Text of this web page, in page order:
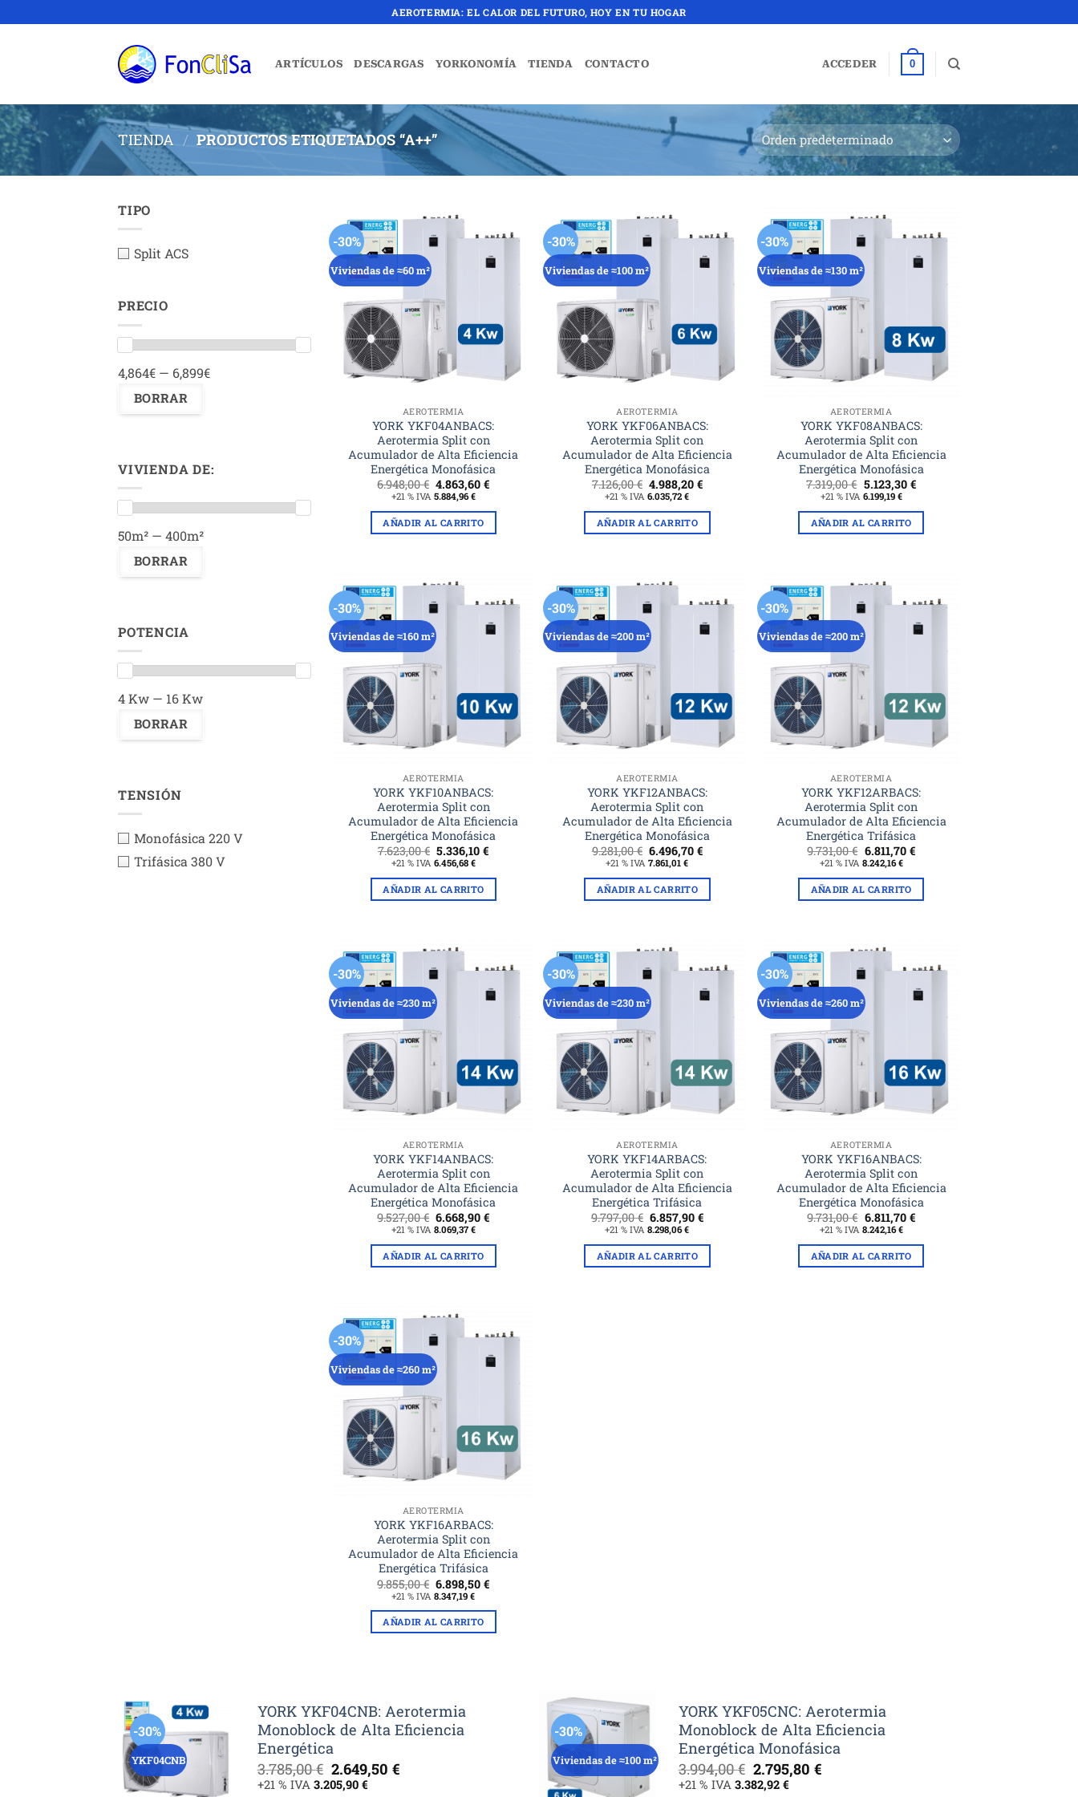
al
AEROTERMIA: EL CALOR DEL FUTURO, HOY EN TU HOGAR
ARTÍCULOS DESCARGAS YORKONOMÍA TIENDA CONTACTO ACCEDER 0
TIENDA / PRODUCTOS ETIQUETADOS “A++”
TIPO
Split ACS
PRECIO
4,864€ — 6,899€
VIVIENDA DE:
50m² — 400m²
POTENCIA
4 Kw — 16 Kw
TENSIÓN
Monofásica 220 V
Trifásica 380 V
-30%
Viviendas de ≈60 m²
AEROTERMIA
YORK YKF04ANBACS:
Aerotermia Split con
Acumulador de Alta Eficiencia
Energética Monofásica
6.948,00€ El
precio
original
era:
6.948,00 €.
4.863,60€El
es:
+21 % IVA 5.884,96€
AÑADIR AL CARRITO
-30%
Viviendas de ≈100 m²
AEROTERMIA
YORK YKF06ANBACS:
Aerotermia Split con
Acumulador de Alta Eficiencia
Energética Monofásica
7.126,00€ El
precio
original
era:
7.126,00 €.
4.988,20€El
es:
+21 % IVA6.035,72€
AÑADIR AL CARRITO
-30%
Viviendas de ≈130 m²
AEROTERMIA
YORK YKF08ANBACS:
Aerotermia Split con
Acumulador de Alta Eficiencia
Energética Monofásica
7.319,00€ El
precio
original
era:
7.319,00 €.
5.123,30 €El
es:
+21 % IVA 6.199,19 €
AÑADIR AL CARRITO
-30%
Viviendas de ≈160 m²
AEROTERMIA
YORK YKF10ANBACS:
Aerotermia Split con
Acumulador de Alta Eficiencia
Energética Monofásica
7.623,00€ El
precio
original
era:
7.623,00 €.
5.336,10€El
es:
+21 % IVA 6.456,68 €
AÑADIR AL CARRITO
-30%
Viviendas de ≈200 m²
AEROTERMIA
YORK YKF12ANBACS:
Aerotermia Split con
Acumulador de Alta Eficiencia
Energética Monofásica
9.281,00€ El
precio
original
era:
9.281,00 €.
6.496,70€El
es:
+21 % IVA7.861,01€
AÑADIR AL CARRITO
-30%
Viviendas de ≈200 m²
AEROTERMIA
YORK YKF12ARBACS:
Aerotermia Split con
Acumulador de Alta Eficiencia
Energética Trifásica
9.731,00€ El
precio
original
era:
9.731,00 €.
6.811,70 €El
es:
+21 % IVA 8.242,16€
AÑADIR AL CARRITO
-30%
Viviendas de ≈230 m²
AEROTERMIA
YORK YKF14ANBACS:
Aerotermia Split con
Acumulador de Alta Eficiencia
Energética Monofásica
9.527,00€ El
precio
original
era:
9.527,00 €.
6.668,90€El
es:
+21 % IVA 8.069,37 €
AÑADIR AL CARRITO
-30%
Viviendas de ≈230 m²
AEROTERMIA
YORK YKF14ARBACS:
Aerotermia Split con
Acumulador de Alta Eficiencia
Energética Trifásica
9.797,00€ El
precio
original
era:
9.797,00 €.
6.857,90€El
es:
+21 % IVA8.298,06€
AÑADIR AL CARRITO
-30%
Viviendas de ≈260 m²
AEROTERMIA
YORK YKF16ANBACS:
Aerotermia Split con
Acumulador de Alta Eficiencia
Energética Monofásica
9.731,00€ El
precio
original
era:
9.731,00 €.
6.811,70 €El
precio
es:
+21 % IVA 8.242,16€
AÑADIR AL CARRITO
-30%
Viviendas de ≈260 m²
AEROTERMIA
YORK YKF16ARBACS:
Aerotermia Split con
Acumulador de Alta Eficiencia
Energética Trifásica
9.855,00€ El
precio
original
era:
9.855,00 €.
6.898,50€El
es:
+21 % IVA8.347,19€
AÑADIR AL CARRITO
-30%
YKF04CNB
YORK YKF04CNB: Aerotermia
Monoblock de Alta Eficiencia
Energética
3.785,00€ El
precio
2.649,50€
+21 % IVA 3.205,90 €
-30%
Viviendas de ≈100 m²
YORK YKF05CNC: Aerotermia
Monoblock de Alta Eficiencia
Energética Monofásica
3.994,00€ El
precio
2.795,80€
+21 % IVA 3.382,92 €